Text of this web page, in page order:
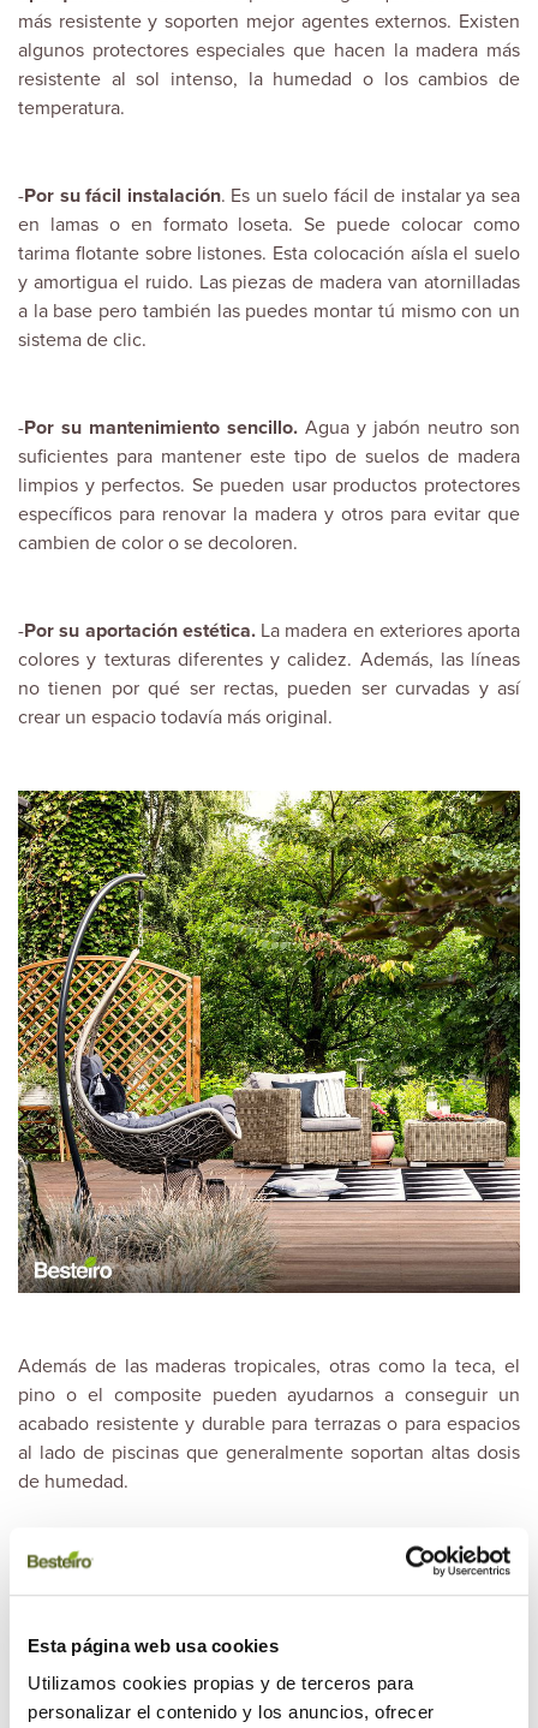
Esta página web usa cookies
Utilizamos cookies propias y de terceros para
personalizar el contenido y los anuncios, ofrecer
más resistente y soporten mejor agentes externos. Existen
algunos protectores especiales que hacen la madera más
resistente al sol intenso, la humedad o los cambios de
temperatura.
-Por su fácil instalación. Es un suelo fácil de instalar ya sea
en lamas o en formato loseta. Se puede colocar como
tarima flotante sobre listones. Esta colocación aísla el suelo
y amortigua el ruido. Las piezas de madera van atornilladas
a la base pero también las puedes montar tú mismo con un
sistema de clic.
-Por su mantenimiento sencillo. Agua y jabón neutro son
suficientes para mantener este tipo de suelos de madera
limpios y perfectos. Se pueden usar productos protectores
específicos para renovar la madera y otros para evitar que
cambien de color o se decoloren.
-Por su aportación estética. La madera en exteriores aporta
colores y texturas diferentes y calidez. Además, las líneas
no tienen por qué ser rectas, pueden ser curvadas y así
crear un espacio todavía más original.
Además de las maderas tropicales, otras como la teca, el
pino o el composite pueden ayudarnos a conseguir un
acabado resistente y durable para terrazas o para espacios
al lado de piscinas que generalmente soportan altas dosis
de humedad.